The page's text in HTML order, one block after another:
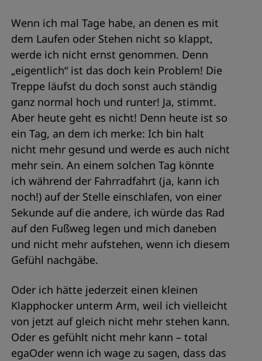
Wenn ich mal Tage habe, an denen es mit
dem Laufen oder Stehen nicht so klappt,
werde ich nicht ernst genommen. Denn
„eigentlich“ ist das doch kein Problem! Die
Treppe läufst du doch sonst auch ständig
ganz normal hoch und runter! Ja, stimmt.
Aber heute geht es nicht! Denn heute ist so
ein Tag, an dem ich merke: Ich bin halt
nicht mehr gesund und werde es auch nicht
mehr sein. An einem solchen Tag könnte
ich während der Fahrradfahrt (ja, kann ich
noch!) auf der Stelle einschlafen, von einer
Sekunde auf die andere, ich würde das Rad
auf den Fußweg legen und mich daneben
und nicht mehr aufstehen, wenn ich diesem
Gefühl nachgäbe.
Oder ich hätte jederzeit einen kleinen
Klapphocker unterm Arm, weil ich vielleicht
von jetzt auf gleich nicht mehr stehen kann.
Oder es gefühlt nicht mehr kann – total
egaOder wenn ich wage zu sagen, dass das